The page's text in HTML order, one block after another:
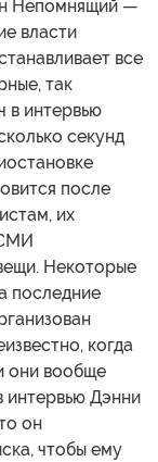
Непомнящий —
власти
все
так
в интервью
секунд
после
их
Некоторые
последние
когда
они вообще
интервью Дэнни
он
чтобы ему